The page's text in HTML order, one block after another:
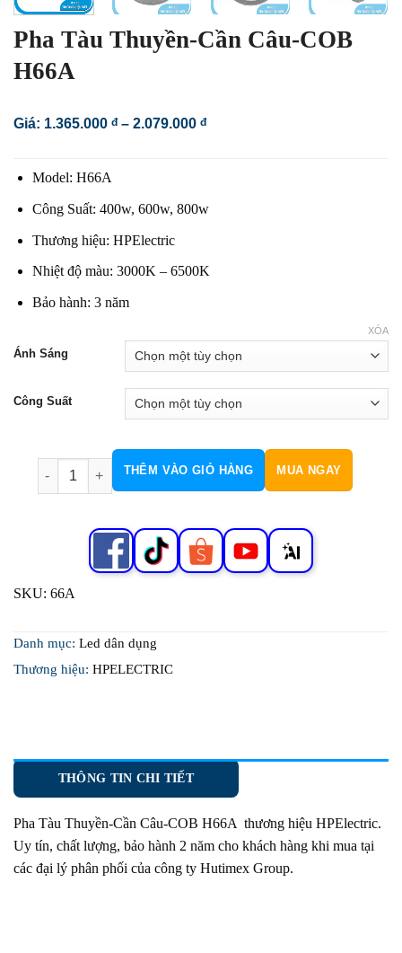
Pha Tàu Thuyền-Cần Câu-COB
H66A
Giá: 1.365.000 đ – 2.079.000 đKhoảng
Model: H66A
Công Suất: 400w, 600w, 800w
Thương hiệu: HPElectric
Nhiệt độ màu: 3000K – 6500K
Bảo hành: 3 năm
Ánh Sáng
Công Suất
XÓA
Pha Tàu Thuyền-Cần Câu-COB H66A số lượng
THÊM VÀO GIỎ HÀNG MUA NGAY
SKU: 66A
Danh mục: Led dân dụng
Thương hiệu: HPELECTRIC
THÔNG TIN CHI TIẾT
Pha Tàu Thuyền-Cần Câu-COB H66A thương hiệu HPElectric.
Uy tín, chất lượng, bảo hành 2 năm cho khách hàng khi mua tại
các đại lý phân phối của công ty Hutimex Group.